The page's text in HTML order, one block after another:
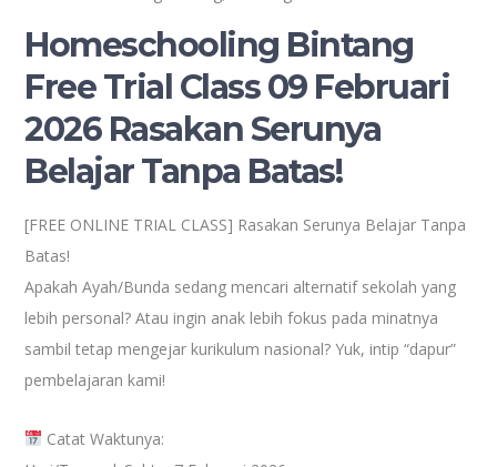
Homeschooling Bintang
Free Trial Class 09 Februari
2026 Rasakan Serunya
Belajar Tanpa Batas!
[FREE ONLINE TRIAL CLASS] Rasakan Serunya Belajar Tanpa
Batas!
Apakah Ayah/Bunda sedang mencari alternatif sekolah yang
lebih personal? Atau ingin anak lebih fokus pada minatnya
sambil tetap mengejar kurikulum nasional? Yuk, intip “dapur”
pembelajaran kami!
Catat Waktunya: